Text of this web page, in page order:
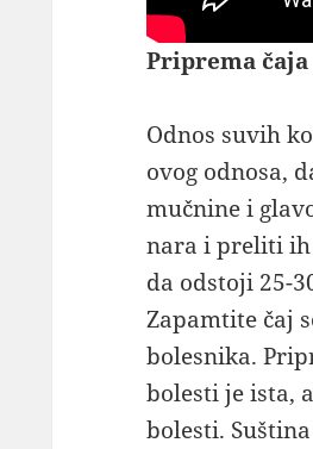
Priprema
Odnos suvih
ovog odnosa,
mučnine i
nara i preliti ih
da odstoji 25-
Zapamtite čaj
bolesnika.
bolesti je ista,
bolesti.